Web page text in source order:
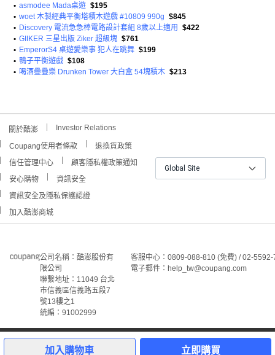
加入購物車 立即購買
• asmodee Mada桌遊 $195
• woet 木製經典平衡塔積木遊戲 #10809 990g $845
• Discovery 電流急急棒電路設計套組 8歲以上適用
$422
• GIIKER 三星出版 Ziker 超級塊 $761
• EmperorS4 桌遊愛樂事 犯人在跳舞 $199
• 鴨子平衡遊戲 $108
• 喝酒疊疊樂 Drunken Tower 大白盒 54塊積木 $213
關於酷澎 Investor Relations
Coupang使用者條款
退換貨政策
信任管理中心
顧客隱私權政策通知
安心購物
資訊安全
資訊安全及隱私保護認證
加入酷澎商城
Global Site
公司名稱：酷澎股份有
限公司
聯繫地址：11049 台北
市信義區信義路五段7
號13樓之1
統編：91002999
客服中心：0809-088-810 (免費) / 02-
電子郵件：help_tw@coupang.com
©Coupang Taiwan Co., Ltd. 保留所有權利。
本網站上顯示的所有商標、標誌和服務標誌均為酷澎股份有
限公司和/或其在美國和其他國家/地區註冊之關聯公司之所